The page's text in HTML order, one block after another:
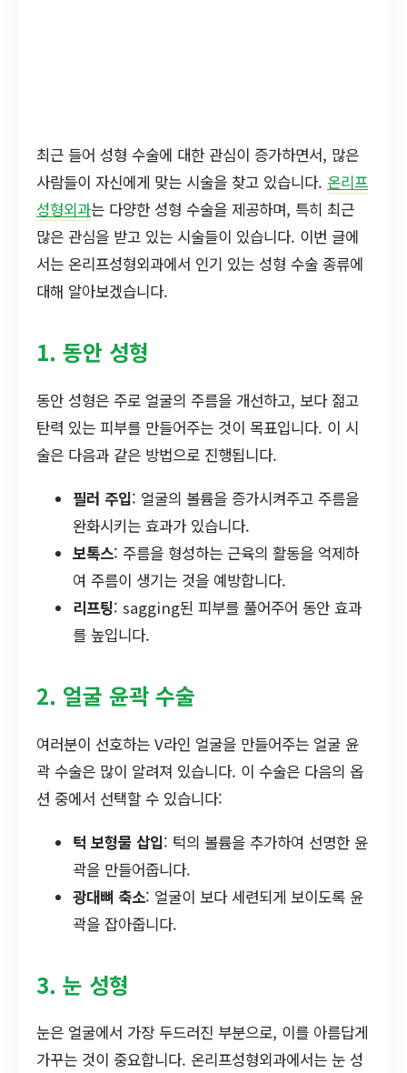
최근 들어 성형 수술에 대한 관심이 증가하면서, 많은
사람들이 자신에게 맞는 시술을 찾고 있습니다. 온리프
성형외과는 다양한 성형 수술을 제공하며, 특히 최근
많은 관심을 받고 있는 시술들이 있습니다. 이번 글에
서는 온리프성형외과에서 인기 있는 성형 수술 종류에
대해 알아보겠습니다.
1. 동안 성형
동안 성형은 주로 얼굴의 주름을 개선하고, 보다 젊고
탄력 있는 피부를 만들어주는 것이 목표입니다. 이 시
술은 다음과 같은 방법으로 진행됩니다.
필러 주입: 얼굴의 볼륨을 증가시켜주고 주름을
완화시키는 효과가 있습니다.
보톡스: 주름을 형성하는 근육의 활동을 억제하
여 주름이 생기는 것을 예방합니다.
리프팅: sagging된 피부를 풀어주어 동안 효과
를 높입니다.
2. 얼굴 윤곽 수술
여러분이 선호하는 V라인 얼굴을 만들어주는 얼굴 윤
곽 수술은 많이 알려져 있습니다. 이 수술은 다음의 옵
션 중에서 선택할 수 있습니다:
턱 보형물 삽입: 턱의 볼륨을 추가하여 선명한 윤
곽을 만들어줍니다.
광대뼈 축소: 얼굴이 보다 세련되게 보이도록 윤
곽을 잡아줍니다.
3. 눈 성형
눈은 얼굴에서 가장 두드러진 부분으로, 이를 아름답게
가꾸는 것이 중요합니다. 온리프성형외과에서는 눈 성